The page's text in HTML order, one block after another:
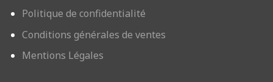
Politique de confidentialité
Conditions générales de ventes
Mentions Légales